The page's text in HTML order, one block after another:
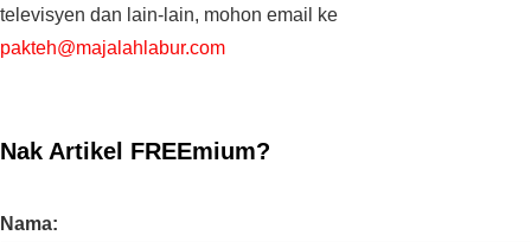
televisyen dan lain-lain, mohon email ke
pakteh@majalahlabur.com
Nak Artikel FREEmium?
Nama: